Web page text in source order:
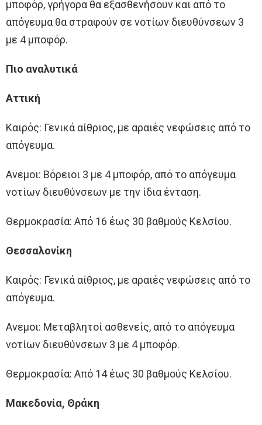
μποφόρ, γρήγορα θα εξασθενήσουν και από το
απόγευμα θα στραφούν σε νοτίων διευθύνσεων 3
με 4 μποφόρ.
Πιο αναλυτικά
Αττική
Καιρός: Γενικά αίθριος, με αραιές νεφώσεις από το
απόγευμα.
Ανεμοι: Βόρειοι 3 με 4 μποφόρ, από το απόγευμα
νοτίων διευθύνσεων με την ίδια ένταση.
Θερμοκρασία: Από 16 έως 30 βαθμούς Κελσίου.
Θεσσαλονίκη
Καιρός: Γενικά αίθριος, με αραιές νεφώσεις από το
απόγευμα.
Ανεμοι: Μεταβλητοί ασθενείς, από το απόγευμα
νοτίων διευθύνσεων 3 με 4 μποφόρ.
Θερμοκρασία: Από 14 έως 30 βαθμούς Κελσίου.
Μακεδονία, Θράκη